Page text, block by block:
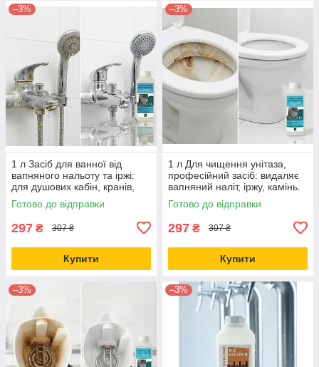
–3%
1 л Засіб для ванної від
вапняного нальоту та іржі:
для душових кабін, кранів,
плитки, раковин, скло -
дієвий, без зайвої хімії
Готово до відправки
297 ₴ 307 ₴
Купити
–3%
1 л Для чищення унітаза,
професійний засіб: видаляє
вапняний наліт, іржу, камінь.
Економічний діючий
концентрат без зайвої хімії
Готово до відправки
297 ₴ 307 ₴
Купити
–3% –3%